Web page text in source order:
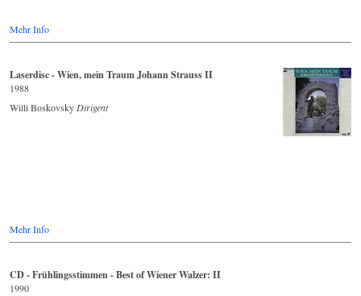
Mehr Info
Laserdisc - Wien, mein Traum Johann Strauss II
1988
Willi Boskovsky Dirigent
Mehr Info
CD - Frühlingsstimmen - Best of Wiener Walzer: II
1990